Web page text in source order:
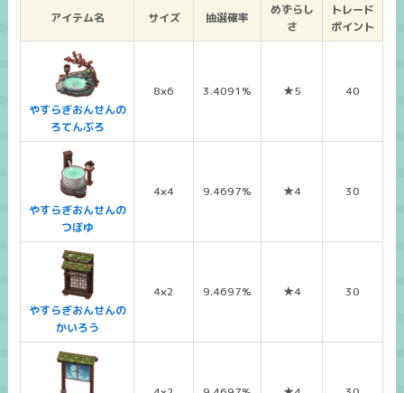
アイテム名 サイズ 抽選確率
めずらし
さ
トレード
ポイント
やすらぎおんせんの
ろてんぶろ
8×6 3.4091% ★5 40
やすらぎおんせんの
つぼゆ
4×4 9.4697% ★4 30
やすらぎおんせんの
かいろう
4×2 9.4697% ★4 30